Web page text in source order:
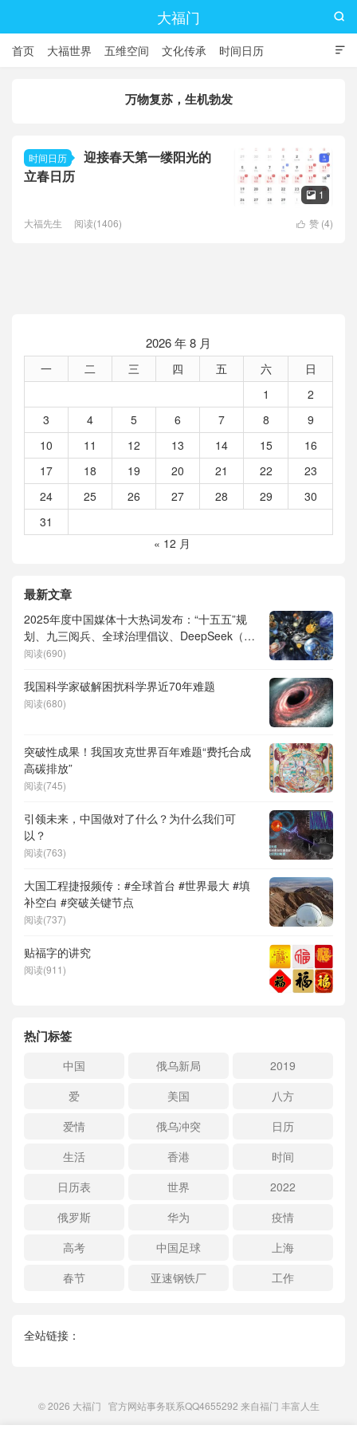
大福门

首页 大福世界 五维空间 文化传承 时间日历

万物复苏，生机勃发
时间日历
迎接春天第一缕阳光的
立春日历
 1
 赞 (4)
大福先生 阅读(1406)
2026 年 8 月
一 二 三 四 五 六
日
1
2
3
4 5 6 7 8
9
10
11 12 13 14 15
16
17
18 19 20 21 22
23
24
25 26 27 28 29
30
31
« 12 月
最新文章
2025年度中国媒体十大热词发布：“十五五”规
划、九三阅兵、全球治理倡议、DeepSeek（深
度求索）、人形机器人、苏超、票根经济、育
阅读(690)
我国科学家破解困扰科学界近70年难题
阅读(680)
突破性成果！我国攻克世界百年难题“费托合成
高碳排放”
阅读(745)
引领未来，中国做对了什么？为什么我们可
以？
阅读(763)
大国工程捷报频传：#全球首台 #世界最大 #填
补空白 #突破关键节点
阅读(737)
贴福字的讲究
阅读(911)
热门标签
中国 俄乌新局
2019
爱
美国
八方
爱情
俄乌冲突
日历
生活
香港
时间
日历表
世界
2022
俄罗斯
华为
疫情
高考
中国足球
上海
春节
亚速钢铁厂 工作
全站链接：
© 2026 大福门 官方网站事务联系QQ4655292 来自福门 丰富人生